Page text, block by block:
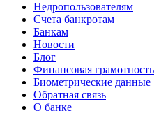
Недропользователям
Счета банкротам
Банкам
Новости
Блог
Финансовая грамотность
Биометрические данные
Обратная связь
О банке